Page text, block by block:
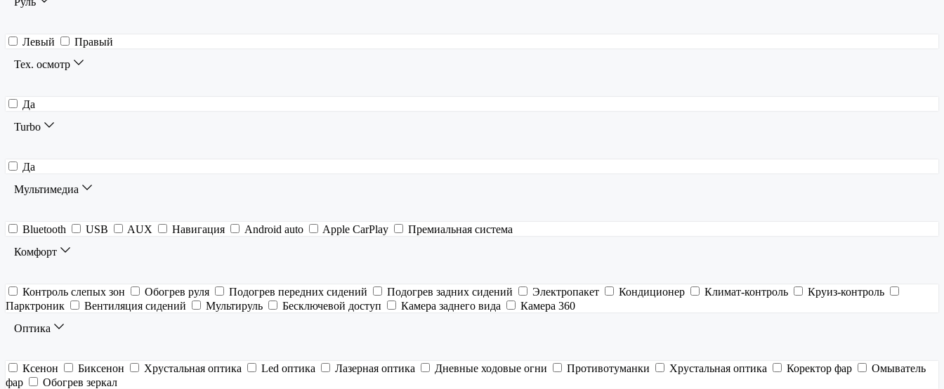
Левый
Правый
Тех. осмотр
Да
Turbo
Да
Мультимедиа
Bluetooth USB AUX Навигация Android auto Apple CarPlay
Премиальная система
Комфорт
Контроль слепых зон Обогрев руля Подогрев передних сидений Подогрев задних сидений Электропакет Кондиционер Климат-контроль
Круиз-контроль
Парктроник
Вентиляция сидений Мультируль Бесключевой доступ Камера заднего вида
Камера 360
Оптика
Ксенон Биксенон Хрустальная оптика Led оптика Лазерная оптика Дневные ходовые огни Противотуманки Хрустальная оптика Коректор фар
Омыватель
фар
Обогрев зеркал